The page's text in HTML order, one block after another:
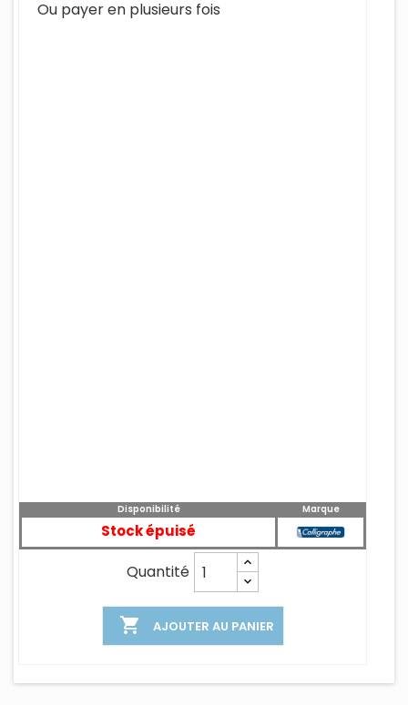
Ou payer en plusieurs fois
Disponibilité
Stock épuisé
Marque
Quantité
 AJOUTER AU PANIER